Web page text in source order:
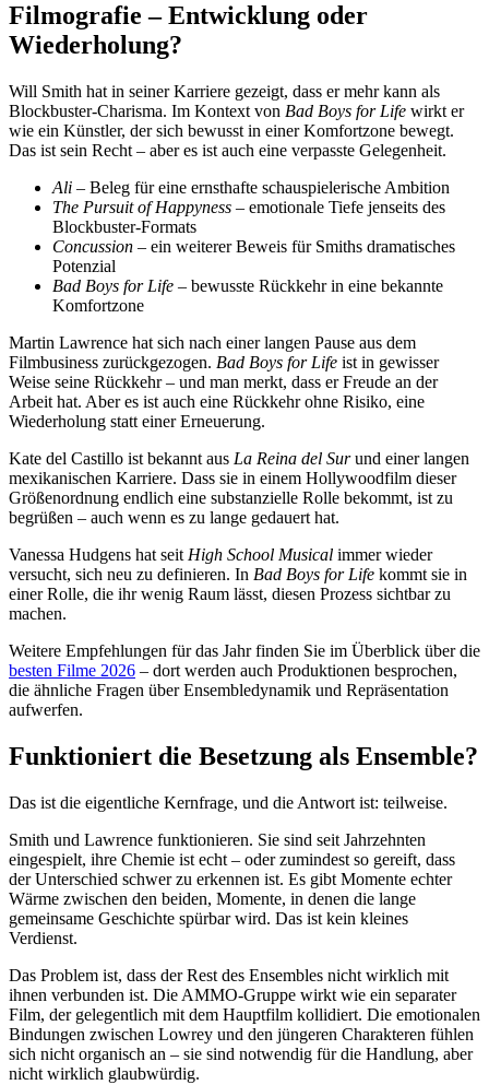
Filmografie – Entwicklung oder
Wiederholung?
Will Smith hat in seiner Karriere gezeigt, dass er mehr kann als
Blockbuster-Charisma. Im Kontext von Bad Boys for Life wirkt er
wie ein Künstler, der sich bewusst in einer Komfortzone bewegt.
Das ist sein Recht – aber es ist auch eine verpasste Gelegenheit.
Ali – Beleg für eine ernsthafte schauspielerische Ambition
The Pursuit of Happyness – emotionale Tiefe jenseits des
Blockbuster-Formats
Concussion – ein weiterer Beweis für Smiths dramatisches
Potenzial
Bad Boys for Life – bewusste Rückkehr in eine bekannte
Komfortzone
Martin Lawrence hat sich nach einer langen Pause aus dem
Filmbusiness zurückgezogen. Bad Boys for Life ist in gewisser
Weise seine Rückkehr – und man merkt, dass er Freude an der
Arbeit hat. Aber es ist auch eine Rückkehr ohne Risiko, eine
Wiederholung statt einer Erneuerung.
Kate del Castillo ist bekannt aus La Reina del Surund einer langen
mexikanischen Karriere. Dass sie in einem Hollywoodfilm dieser
Größenordnung endlich eine substanzielle Rolle bekommt, ist zu
begrüßen – auch wenn es zu lange gedauert hat.
Vanessa Hudgens hat seit High School Musical immer wieder
versucht, sich neu zu definieren. In Bad Boys for Life kommt sie in
einer Rolle, die ihr wenig Raum lässt, diesen Prozess sichtbar zu
machen.
Weitere Empfehlungen für das Jahr finden Sie im Überblick über die
besten Filme 2026 – dort werden auch Produktionen besprochen,
die ähnliche Fragen über Ensembledynamik und Repräsentation
aufwerfen.
Funktioniert die Besetzung als Ensemble?
Das ist die eigentliche Kernfrage, und die Antwort ist: teilweise.
Smith und Lawrence funktionieren. Sie sind seit Jahrzehnten
eingespielt, ihre Chemie ist echt – oder zumindest so gereift, dass
der Unterschied schwer zu erkennen ist. Es gibt Momente echter
Wärme zwischen den beiden, Momente, in denen die lange
gemeinsame Geschichte spürbar wird. Das ist kein kleines
Verdienst.
Das Problem ist, dass der Rest des Ensembles nicht wirklich mit
ihnen verbunden ist. Die AMMO-Gruppe wirkt wie ein separater
Film, der gelegentlich mit dem Hauptfilm kollidiert. Die emotionalen
Bindungen zwischen Lowrey und den jüngeren Charakteren fühlen
sich nicht organisch an – sie sind notwendig für die Handlung, aber
nicht wirklich glaubwürdig.